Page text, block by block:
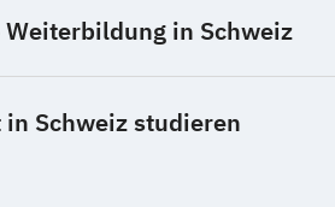
in Schweiz
Schweiz studieren